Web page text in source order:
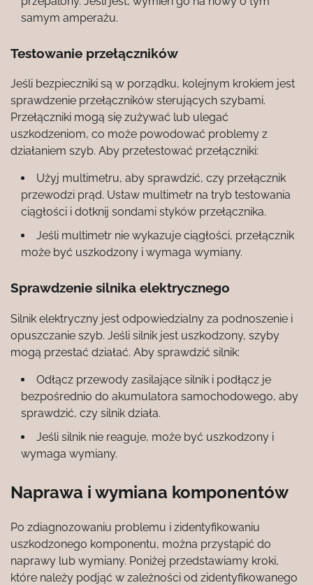
samym amperażu.
Testowanie przełączników
Jeśli bezpieczniki są w porządku, kolejnym krokiem jest
sprawdzenie przełączników sterujących szybami.
Przełączniki mogą się zużywać lub ulegać
uszkodzeniom, co może powodować problemy z
działaniem szyb. Aby przetestować przełączniki:
Użyj multimetru, aby sprawdzić, czy przełącznik
przewodzi prąd. Ustaw multimetr na tryb testowania
ciągłości i dotknij sondami styków przełącznika.
Jeśli multimetr nie wykazuje ciągłości, przełącznik
może być uszkodzony i wymaga wymiany.
Sprawdzenie silnika elektrycznego
Silnik elektryczny jest odpowiedzialny za podnoszenie i
opuszczanie szyb. Jeśli silnik jest uszkodzony, szyby
mogą przestać działać. Aby sprawdzić silnik:
Odłącz przewody zasilające silnik i podłącz je
bezpośrednio do akumulatora samochodowego, aby
sprawdzić, czy silnik działa.
Jeśli silnik nie reaguje, może być uszkodzony i
wymaga wymiany.
Naprawa i wymiana komponentów
Po zdiagnozowaniu problemu i zidentyfikowaniu
uszkodzonego komponentu, można przystąpić do
naprawy lub wymiany. Poniżej przedstawiamy kroki,
które należy podjąć w zależności od zidentyfikowanego